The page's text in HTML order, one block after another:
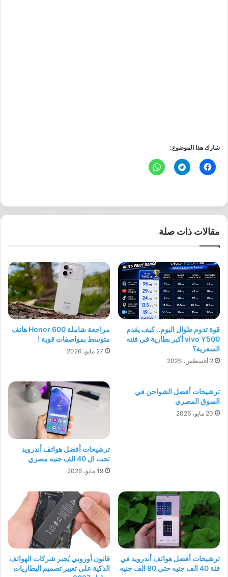
شارك هذا الموضوع:
مقالات ذات صلة
قوة تدوم طوال اليوم.. كيف يقدم
vivo Y500 أكبر بطارية في فئته
السعرية؟
2 أغسطس، 2026
مراجعة شاملة Honor 600 هاتف
متوسط بمواصفات قوية !
27 مايو، 2026
ترشيحات أفضل الشواحن في
السوق المصري
20 مايو، 2026
ترشيحات أفضل هواتف أندرويد
تحت ال 40 الف جنيه مصري
19 مايو، 2026
ترشيحات أفضل هواتف أندرويد في
فئة 40 الف جنيه حتي 80 الف جنيه
قانون أوروبي يُجبر شركات الهواتف
الذكية على تغيير تصميم البطاريات